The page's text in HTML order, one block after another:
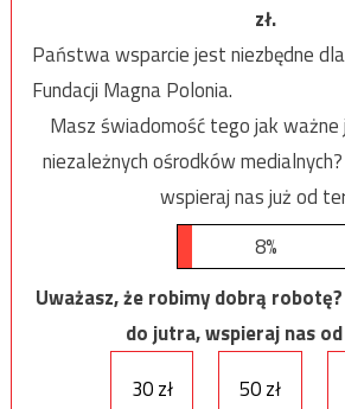
zł.
Państwa wsparcie jest niezbędne
Fundacji Magna Polonia.
Masz świadomość tego jak
niezależnych ośrodków
wspieraj nas już od
8%
Uważasz, że robimy dobrą
do jutra, wspieraj nas
30 zł
50 zł